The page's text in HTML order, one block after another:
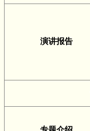
演讲报告